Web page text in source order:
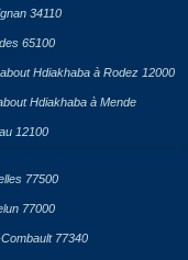
34110
65100
Hdiakhaba à Rodez 12000
Hdiakhaba à Mende
12100
77500
77000
77340